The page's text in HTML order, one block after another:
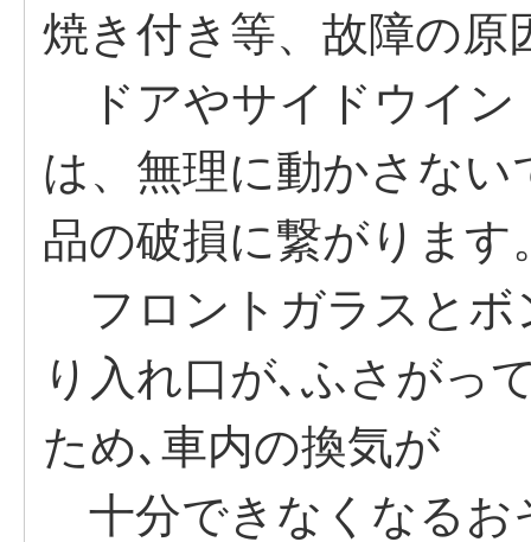
焼き付き等、故障の原
ドアやサイドウイン
は、無理に動かさな
品の破損に繋がります
フロントガラスとボ
り入れ口が､ふさがっ
ため､車内の換気が
十分できなくなるお